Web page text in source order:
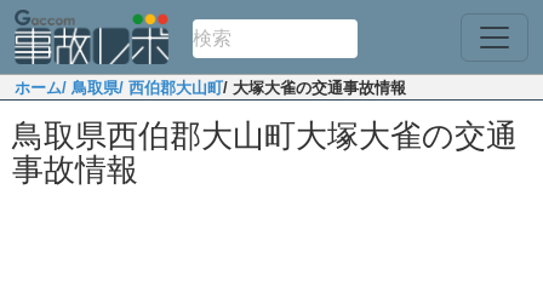
ホーム/ 鳥取県/ 西伯郡大山町/ 大塚大雀の交通事故情報
鳥取県西伯郡大山町大塚大雀の交通
事故情報